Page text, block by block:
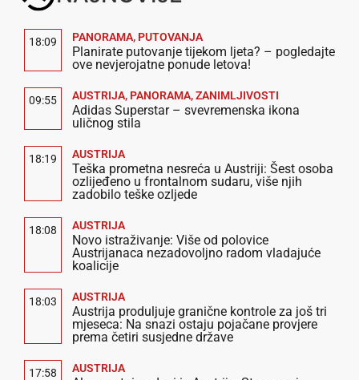
18:09 PANORAMA, PUTOVANJA
Planirate putovanje tijekom ljeta? – pogledajte
ove nevjerojatne ponude letova!
09:55 AUSTRIJA, PANORAMA,ZANIMLJIVOSTI
Adidas Superstar – svevremenska ikona
uličnog stila
18:19 AUSTRIJA
Teška prometna nesreća u Austriji: Šest osoba
ozlijeđeno u frontalnom sudaru, više njih
zadobilo teške ozljede
18:08 AUSTRIJA
Novo istraživanje: Više od polovice
Austrijanaca nezadovoljno radom vladajuće
koalicije
18:03 AUSTRIJA
Austrija produljuje granične kontrole za još tri
mjeseca: Na snazi ostaju pojačane provjere
prema četiri susjedne države
17:58 AUSTRIJA